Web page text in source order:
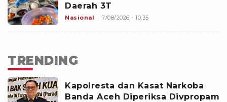
Daerah 3T
Nasional 7/08/2026 - 10:35
TRENDING
Kapolresta dan Kasat Narkoba
Banda Aceh Diperiksa Divpropam